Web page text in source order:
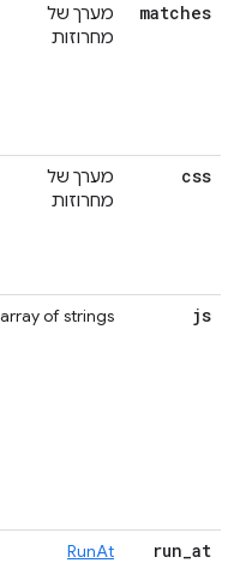
matches
מערך של
מחרוזות
css
מערך של
מחרוזות
js
array of strings
run_at
RunAt